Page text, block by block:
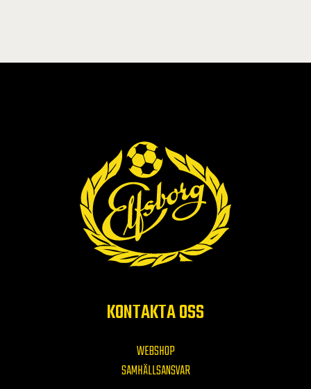
KONTAKTA OSS
WEBSHOP
SAMHÄLLSANSVAR